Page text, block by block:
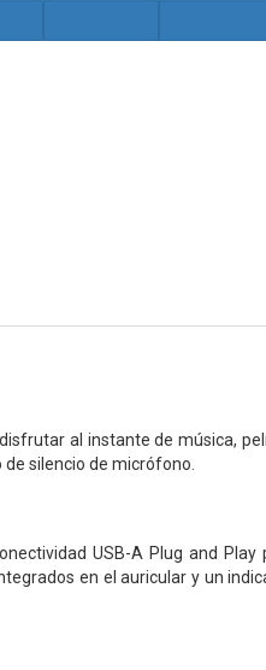
al instante de música,
silencio de micrófono.
USB-A Plug and
en el auricular y un